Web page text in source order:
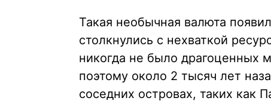
Такая необычная валюта
столкнулись с нехваткой
никогда не было драгоценных
поэтому около 2 тысяч лет
соседних островах, таких как